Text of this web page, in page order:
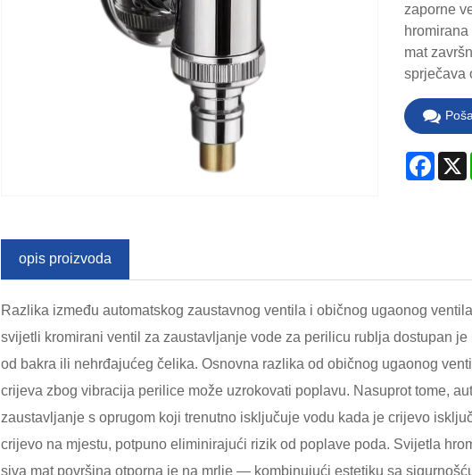
zaporne
mat
sprječava
opis proizvoda
Razlika između automatskog zaustavnog ventila i običnog ugaonog
svijetli kromirani ventil za zaustavljanje vode za perilicu rublja dostupan
od bakra ili nehrđajućeg čelika. Osnovna razlika od običnog ugaonog
crijeva zbog vibracija perilice može uzrokovati poplavu. Nasuprot tome,
zaustavljanje s oprugom koji trenutno isključuje vodu kada je crijevo
crijevo na mjestu, potpuno eliminirajući rizik od poplave poda. Svijetla
siva mat površina otporna je na mrlje — kombinujući estetiku sa